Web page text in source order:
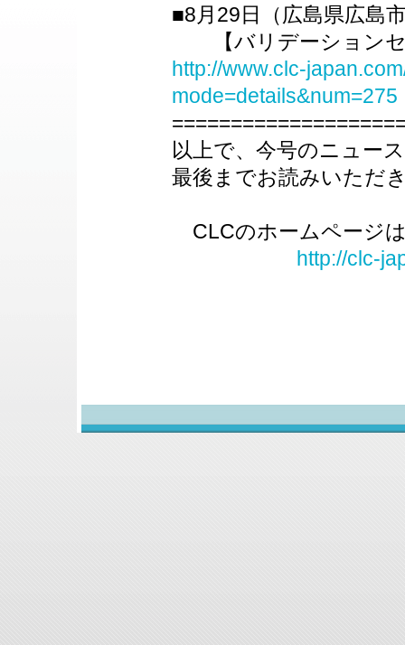
■8月29日（広島県広島
【バリデーションセ
http://www.clc-
mode=details&num=275
以上で、今号のニュー
最後までお読みいただ
CLCのホームページ
http://clc-